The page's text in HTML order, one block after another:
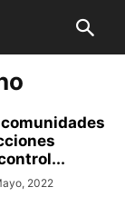
comunidades
2022